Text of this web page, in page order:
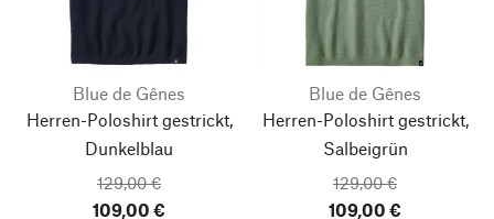
Blue de Gênes
Herren-Poloshirt gestrickt,
Dunkelblau
129,00 €
109,00 €
Blue de Gênes
Herren-Poloshirt gestrickt,
Salbeigrün
129,00 €
109,00 €